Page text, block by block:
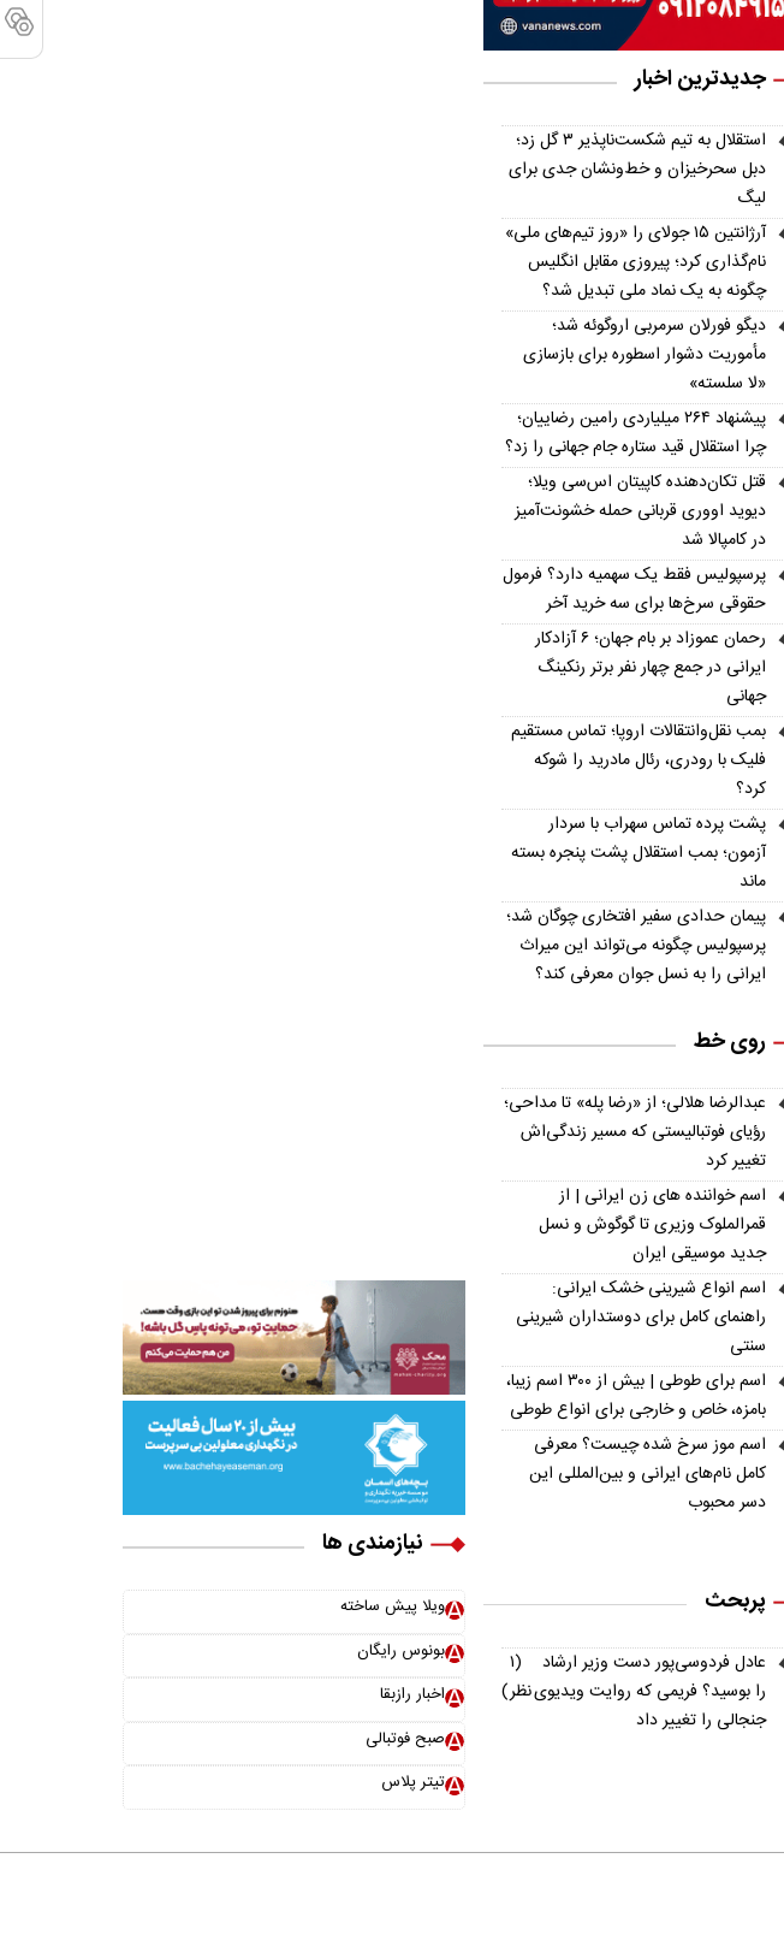
جدیدترین اخبار
استقلال به تیم شکست‌ناپذیر ۳ گل زد؛
دبل سحرخیزان و خط‌ونشان جدی برای
لیگ
آرژانتین ۱۵ جولای را «روز تیم‌های ملی»
نام‌گذاری کرد؛ پیروزی مقابل انگلیس
چگونه به یک نماد ملی تبدیل شد؟
دیگو فورلان سرمربی اروگوئه شد؛
مأموریت دشوار اسطوره برای بازسازی
«لا سلسته»
پیشنهاد ۲۶۴ میلیاردی رامین رضاییان؛
چرا استقلال قید ستاره جام جهانی را زد؟
قتل تکان‌دهنده کاپیتان اس‌سی ویلا؛
دیوید اووری قربانی حمله خشونت‌آمیز
در کامپالا شد
پرسپولیس فقط یک سهمیه دارد؟ فرمول
حقوقی سرخ‌ها برای سه خرید آخر
رحمان عموزاد بر بام جهان؛ ۶ آزادکار
ایرانی در جمع چهار نفر برتر رنکینگ
جهانی
بمب نقل‌وانتقالات اروپا؛ تماس مستقیم
فلیک با رودری، رئال مادرید را شوکه
کرد؟
پشت پرده تماس سهراب با سردار
آزمون؛ بمب استقلال پشت پنجره بسته
ماند
پیمان حدادی سفیر افتخاری چوگان شد؛
پرسپولیس چگونه می‌تواند این میراث
ایرانی را به نسل جوان معرفی کند؟
روی خط
عبدالرضا هلالی؛ از «رضا پله» تا مداحی؛
رؤیای فوتبالیستی که مسیر زندگی‌اش
تغییر کرد
اسم خواننده های زن ایرانی | از
قمرالملوک وزیری تا گوگوش و نسل
جدید موسیقی ایران
اسم انواع شیرینی خشک ایرانی:
راهنمای کامل برای دوستداران شیرینی
سنتی
اسم برای طوطی | بیش از ۳۰۰ اسم زیبا،
بامزه، خاص و خارجی برای انواع طوطی
اسم موز سرخ شده چیست؟ معرفی
کامل نام‌های ایرانی و بین‌المللی این
دسر محبوب
پربحث
عادل فردوسی‌پور دست وزیر ارشاد
را بوسید؟ فریمی که روایت ویدیوی
جنجالی را تغییر داد
(۱
نظر)
نیازمندی ها
ویلا پیش ساخته
بونوس رایگان
اخبار رازبقا
صبح فوتبالی
تیتر پلاس